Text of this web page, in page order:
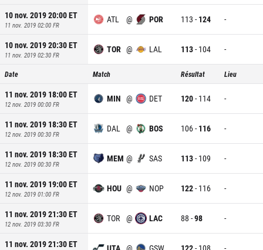
10 nov. 2019 20:00ET
11 nov. 2019 02:00 FR
ATL @ POR 113 - 124 -
10 nov. 2019 20:30ET
11 nov. 2019 02:30 FR
TOR @ LAL 113- 104 -
Date Match Résultat Lieu
11 nov. 2019 18:00ET
12 nov. 2019 00:00 FR
MIN @ DET 120- 114 -
11 nov. 2019 18:30ET
12 nov. 2019 00:30 FR
DAL @ BOS 106- 116 -
11 nov. 2019 18:30ET
12 nov. 2019 00:30 FR
MEM @ SAS 113- 109 -
11 nov. 2019 19:00ET
12 nov. 2019 01:00 FR
HOU @ NOP 122- 116 -
11 nov. 2019 21:30ET
12 nov. 2019 03:30 FR
TOR @ LAC 88 -98 -
11 nov. 2019 21:30ET